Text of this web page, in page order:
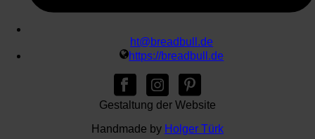
ht@breadbull.de
https://breadbull.de
Gestaltung der Website
Handmade by Holger Türk